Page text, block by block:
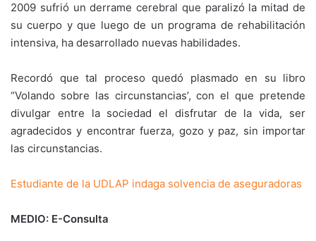
2009 sufrió un derrame cerebral que paralizó la mitad de
su cuerpo y que luego de un programa de rehabilitación
intensiva, ha desarrollado nuevas habilidades.
Recordó que tal proceso quedó plasmado en su libro
“Volando sobre las circunstancias’, con el que pretende
divulgar entre la sociedad el disfrutar de la vida, ser
agradecidos y encontrar fuerza, gozo y paz, sin importar
las circunstancias.
Estudiante de la UDLAP indaga solvencia de aseguradoras
MEDIO: E-Consulta